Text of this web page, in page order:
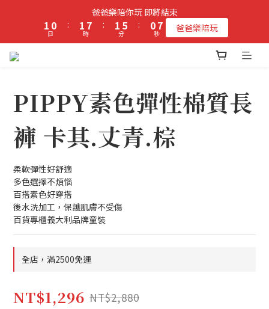
立即加入PIPPY會員即贈$100元購物金!
爸爸樂陪你玩 即將結束
1
0
0
日
:
1
0
7
6
2
1
0
時
:
2
1
0
6
5
4
0
分
:
1
0
7
6
5
1
0
秒 爸爸樂陪玩
PIPPY素色彈性棉質長
褲 卡其.丈青.棕
柔軟彈性好舒適
多色選擇不煩惱
百搭素色好穿搭
後水洗加工，保護肌膚不受傷
百貨專櫃義大利品牌童裝
全店，滿2500免運
NT$1,296 NT$2,880